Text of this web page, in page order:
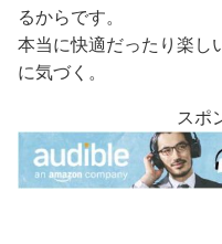
るからです。
本当に快適だったり楽し
に気づく。
スポ